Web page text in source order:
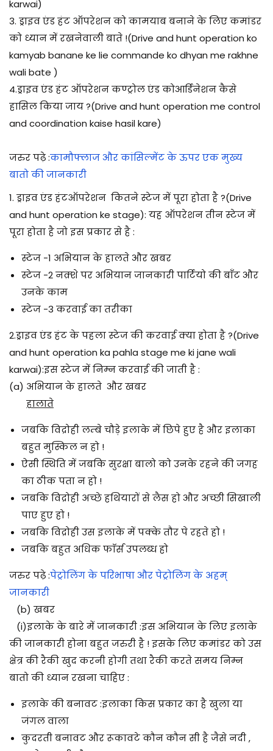
karwai)
3. ड्राइव एंड हंट ऑपरेशन को कामयाब बनाने के लिए कमांडर
को ध्यान में रखनेवाली बाते !(Drive and hunt operation ko
kamyab banane ke lie commande ko dhyan me rakhne
wali bate )
4.ड्राइव एंड हंट ऑपरेशन कण्ट्रोल एंड कोआर्डिनेशन कैसे
हासिल किया जाय ?(Drive and hunt operation me control
and coordination kaise hasil kare)
जरुर पढ़े :कामौफ्लाज और कांसिल्मेंट के ऊपर एक मुख्य
बातो की जानकारी
1. ड्राइव एंड हंटऑपरेशन कितने स्टेज में पूरा होता है ?(Drive
and hunt operation ke stage): यह ऑपरेशन तीन स्टेज में
पूरा होता है जो इस प्रकार से है :
स्टेज -1 अभियान के हालते और खबर
स्टेज -2 नक़्शे पर अभियान जानकारी पार्टियो की बाँट और
उनके काम
स्टेज -3 करवाई का तरीका
2.ड्राइव एंड हंट के पहला स्टेज की करवाई क्या होता है ?(Drive
and hunt operation ka pahla stage me ki jane wali
karwai):इस स्टेज में निम्न करवाई की जाती है :
(a) अभियान के हालते और खबर
हालाते
जबकि विद्रोही लम्बे चौड़े इलाके में छिपे हुए है और इलाका
बहुत मुस्किल न हो !
ऐसी स्थिति में जबकि सुरक्षा बालो को उनके रहने की जगह
का ठीक पता न हो !
जबकि विद्रोही अच्छे हथियारों से लैस हो और अच्छी सिखाली
पाए हुए हो !
जबकि विद्रोही उस इलाके में पक्के तौर पे रहते हो !
जबकि बहुत अधिक फाॅर्स उपलब्ध हो
जरुर पढ़े :पेट्रोलिंग के परिभाषा और पेट्रोलिंग के अहम्
जानकारी
(b) खबर
(i)इलाके के बारे में जानकारी :इस अभियान के लिए इलाके
की जानकारी होना बहुत जरुरी है ! इसके लिए कमांडर को उस
क्षेत्र की रैकी खुद करनी होगी तथा रैकी करते समय निम्न
बातो की ध्यान रखना चाहिए:
इलाके की बनावट :इलाका किस प्रकार का है खुला या
जंगल वाला
कुदरती बनावट और रूकावटे कौन कौन सी है जैसे नदी ,